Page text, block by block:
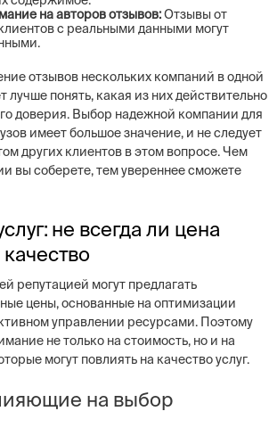
на авторов отзывов:Отзывы от
с реальными данными могут
отзывов нескольких компаний в одной
лучше понять, какая из них действительно
доверия. Выбор надежной компании для
имеет большое значение, и не следует
других клиентов в этом вопросе. Чем
вы соберете, тем увереннее сможете
не всегда ли цена
репутацией могут предлагать
цены, основанные на оптимизации
управлении ресурсами. Поэтому
не только на стоимость, но и на
могут повлиять на качество услуг.
на выбор